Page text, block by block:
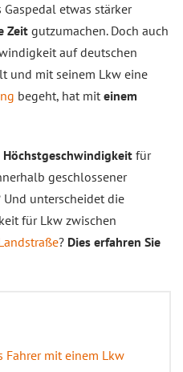
etwas stärker
Zeit gutzumachen. Doch auch
auf deutschen
und mit seinem Lkw eine
begeht, hat mit einem
für
geschlossener
unterscheidet die
für Lkw zwischen
? Dies erfahren Sie
Fahrer mit einem Lkw